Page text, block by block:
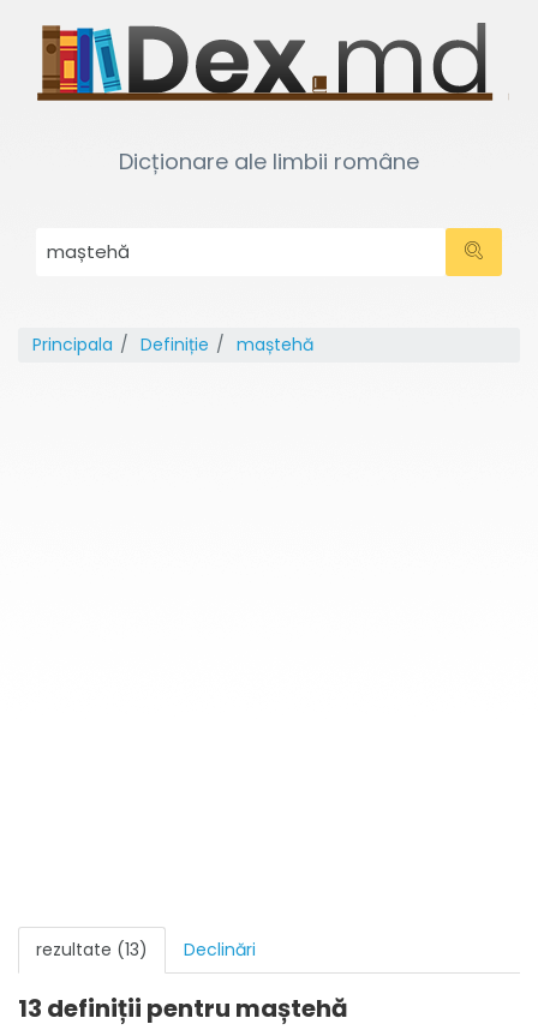
Dicționare ale limbii române
Principala Definiție maștehă
rezultate (13) Declinări
13 definiții pentru maștehă